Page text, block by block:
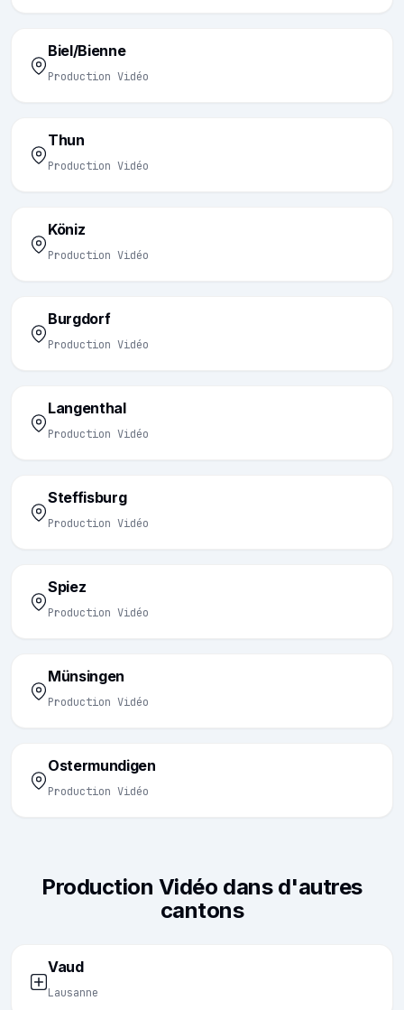
Biel/Bienne
Production Vidéo
Thun
Production Vidéo
Köniz
Production Vidéo
Burgdorf
Production Vidéo
Langenthal
Production Vidéo
Steffisburg
Production Vidéo
Spiez
Production Vidéo
Münsingen
Production Vidéo
Ostermundigen
Production Vidéo
Production Vidéo dans d'autres
cantons
Vaud
Lausanne